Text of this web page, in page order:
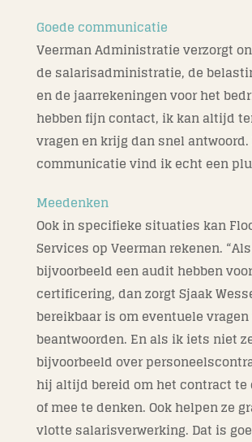
Goede communicatie
Veerman Administratie verzorgt
de salarisadministratie, de
en de jaarrekeningen voor het
hebben fijn contact, ik kan altijd
vragen en krijg dan snel antwoord.
communicatie vind ik echt een
Meedenken
Ook in specifieke situaties kan
Services op Veerman rekenen.
bijvoorbeeld een audit hebben
certificering, dan zorgt Sjaak
bereikbaar is om eventuele vragen
beantwoorden. En als ik iets niet
bijvoorbeeld over
hij altijd bereid om het contract te
of mee te denken. Ook helpen ze
vlotte salarisverwerking. Dat is